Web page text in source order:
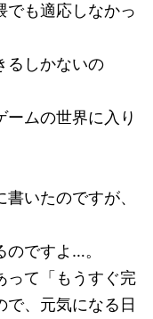
でも適応しなかっ
るしかないの
ムの世界に入り
いたのですが、
ですよ…。
って「もうすぐ完
で、元気になる日